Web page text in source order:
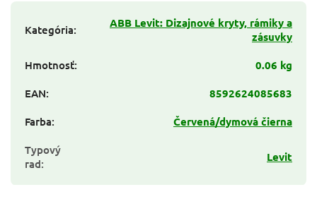
Kategória:
ABB Levit: Dizajnové kryty, rámiky a
zásuvky
Hmotnosť:
0.06 kg
EAN:
8592624085683
Farba:
Červená/dymová čierna
Typový
rad: Levit